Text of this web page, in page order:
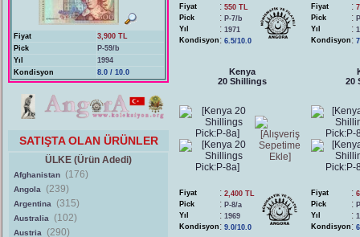
Fiyat
3,900 TL
Pick
P-59/b
Yıl
1994
Kondisyon
8.0 / 10.0
SATIŞTA OLAN ÜRÜNLER
ÜLKE (Ürün Adedi)
Afghanistan (176)
Angola (239)
Argentina (315)
Australia (102)
Austria (290)
Fiyat : 550 TL
Pick
: P-7/b
Yıl
: 1971
Kondisyon : 6.5/10.0
Fiyat :
Pick
:
Yıl
:
Kondisyon :
Kenya
20 Shillings
Fiyat : 2,400 TL
Pick
: P-8/a
Yıl
: 1969
Kondisyon : 9.0/10.0
20
Fiyat :
Pick
:
Yıl
:
Kondisyon :